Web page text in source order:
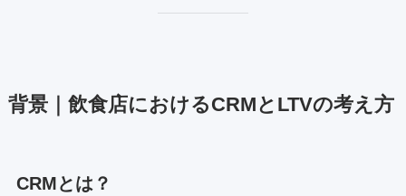
背景｜飲食店におけるCRMとLTVの考え方
CRMとは？